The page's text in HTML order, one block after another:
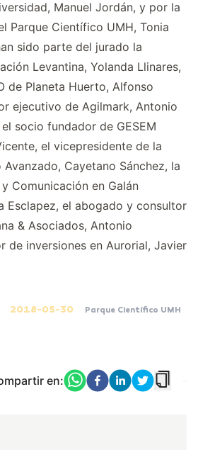
Manuel Jordán, y por la
Parque Científico UMH, Tonia
sido parte del jurado la
Levantina, Yolanda Llinares,
de Planeta Huerto, Alfonso
ejecutivo de Agilmark, Antonio
socio fundador de GESEM
el vicepresidente de la
Cayetano Sánchez, la
Comunicación en Galán
Esclapez, el abogado y consultor
& Asociados, Antonio
de inversiones en Aurorial, Javier
2018-05-30 Parque Científico UMH
en: